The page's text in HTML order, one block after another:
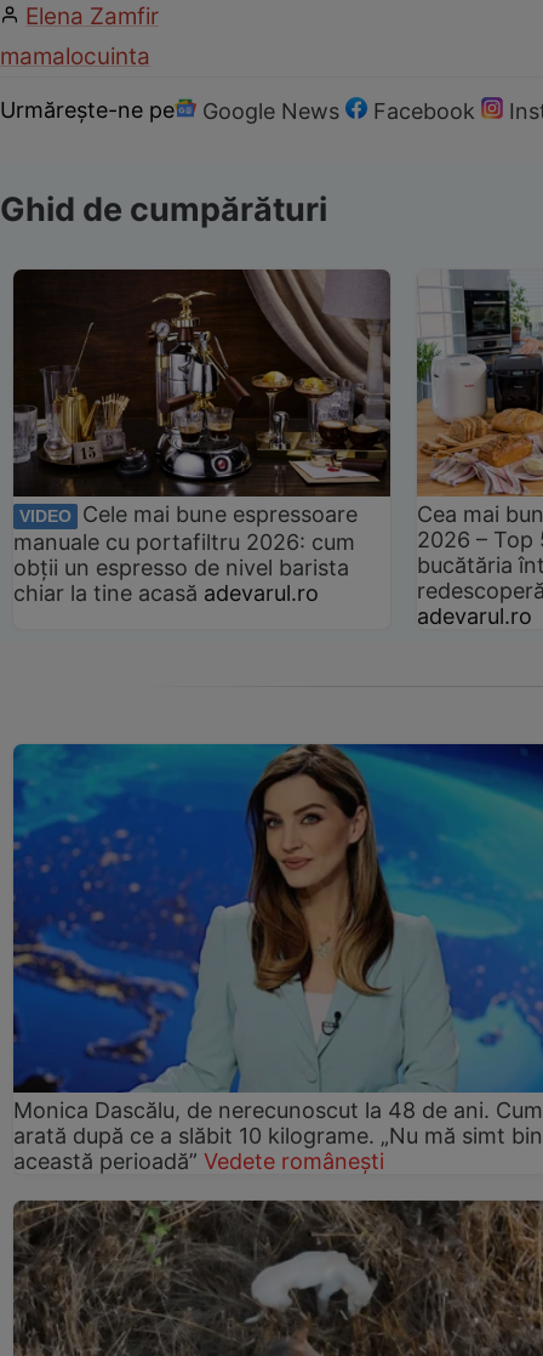
Elena Zamfir
mamalocuinta
Urmărește-ne pe Google News Facebook
Ghid de cumpărături
VIDEO
Cele mai bune espressoare
manuale cu portafiltru 2026: cum
obții un espresso de nivel barista
chiar la tine acasă adevarul.ro
Cea mai
2026 –
bucătăria
adevarul.ro
Monica Dascălu, de nerecunoscut la 48 de ani. Cum
arată după ce a slăbit 10 kilograme. „Nu mă simt
această perioadă” Vedete românești